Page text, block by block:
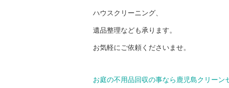
ハウスクリーニング、
遺品整理なども承ります。
お気軽にご依頼くださいませ。
お庭の不用品回収の事なら鹿児島クリーン